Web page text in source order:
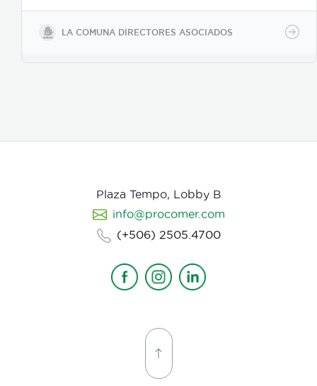
buscamos reforzar la historia, nos centramos
fuertemente en la selección de casting, en el tono
para los actores con instrucciones claras, paletas de
LA COMUNA DIRECTORES ASOCIADOS
Plaza Tempo, Lobby B
info@procomer.com
(+506) 2505.4700